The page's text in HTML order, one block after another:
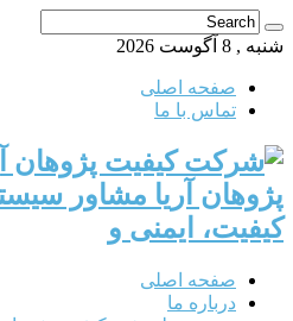
شنبه , 8 آگوست 2026
صفحه اصلی
تماس با ما
پژوهان آریا مشاور
کیفیت، ایمنی و
صفحه اصلی
درباره ما